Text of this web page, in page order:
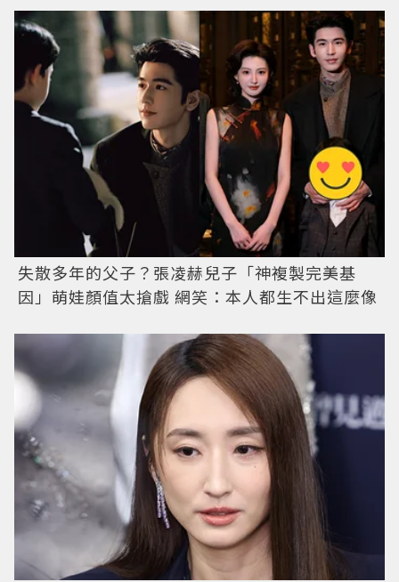
失散多年的父子？張凌赫兒子「神複製完美基
因」萌娃顏值太搶戲 網笑：本人都生不出這麼像